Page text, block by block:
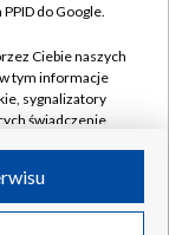
do Google.
Ciebie naszych
tym informacje
sygnalizatory
świadczenie
Ciebie